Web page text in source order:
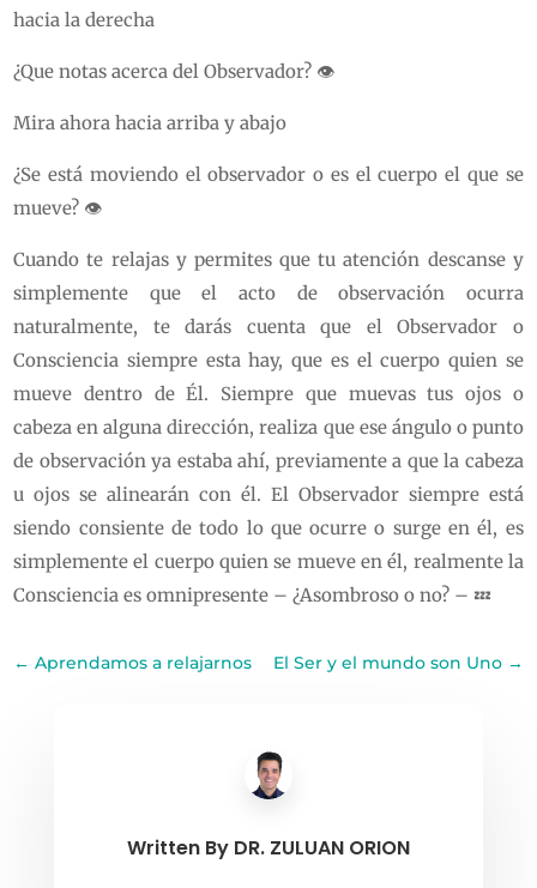
hacia la derecha
¿Que notas acerca del Observador? 👁
Mira ahora hacia arriba y abajo
¿Se está moviendo el observador o es el cuerpo el que se
mueve? 👁
Cuando te relajas y permites que tu atención descanse y
simplemente que el acto de observación ocurra
naturalmente, te darás cuenta que el Observador o
Consciencia siempre esta hay, que es el cuerpo quien se
mueve dentro de Él. Siempre que muevas tus ojos o
cabeza en alguna dirección, realiza que ese ángulo o punto
de observación ya estaba ahí, previamente a que la cabeza
u ojos se alinearán con él. El Observador siempre está
siendo consiente de todo lo que ocurre o surge en él, es
simplemente el cuerpo quien se mueve en él, realmente la
Consciencia es omnipresente – ¿Asombroso o no? – 💤
←Aprendamos a relajarnos El Ser y el mundo son Uno→
Written By DR. ZULUAN ORION